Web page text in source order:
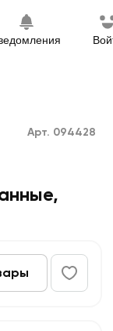
Арт. 094428